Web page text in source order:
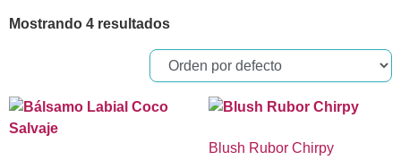
Mostrando 4 resultados
Blush Rubor Chirpy